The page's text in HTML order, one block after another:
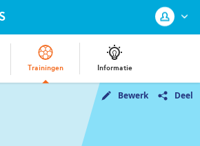
Trainingen Informatie
Log in met je KNVB Account of maak
een nieuw KNVB Account aan.
Bewerk Deel